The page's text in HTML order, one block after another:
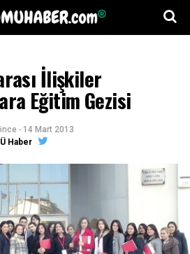
İlişkiler
Eğitim Gezisi
- 14 Mart 2013
Haber